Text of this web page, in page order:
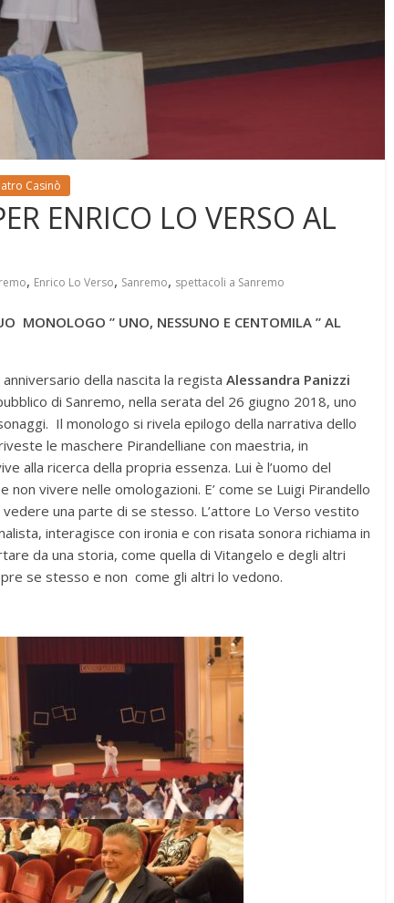
Casinò
ENRICO LO VERSO AL
, Enrico Lo Verso, Sanremo, spettacoli a Sanremo
MONOLOGO ” UNO, NESSUNO E CENTOMILA ” AL
della nascita la regista Alessandra Panizzi
di Sanremo, nella serata del 26 giugno 2018, uno
Il monologo si rivela epilogo della narrativa dello
le maschere Pirandelliane con maestria, in
alla ricerca della propria essenza. Lui è l’uomo del
vivere nelle omologazioni. E’ come se Luigi Pirandello
una parte di se stesso. L’attore Lo Verso vestito
interagisce con ironia e con risata sonora richiama in
da una storia, come quella di Vitangelo e degli altri
se stesso e non come gli altri lo vedono.